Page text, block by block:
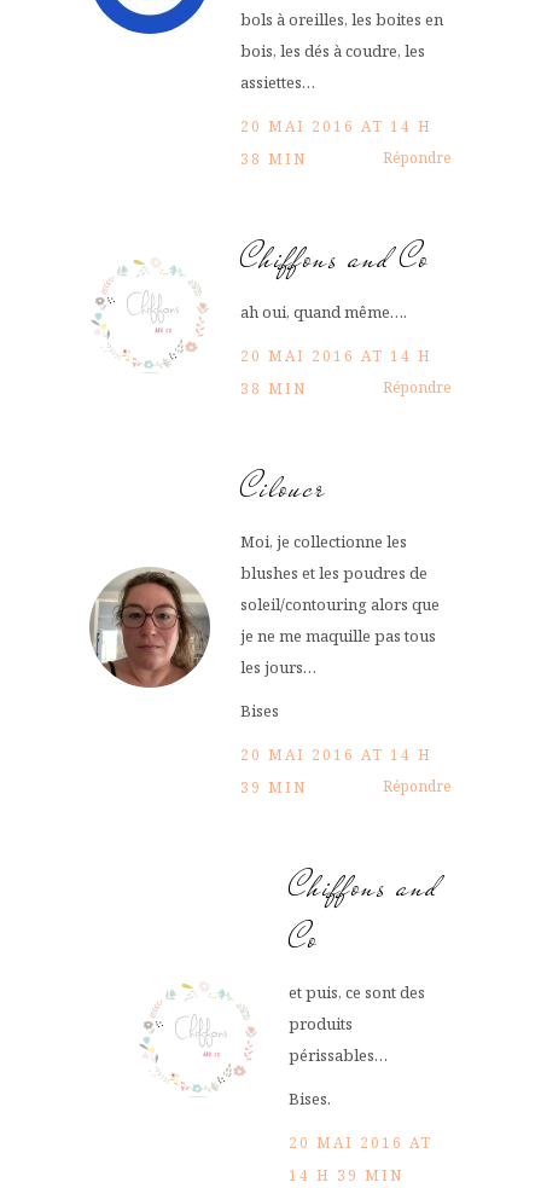
bols à oreilles, les boites en
bois, les dés à coudre, les
assiettes…
20 MAI 2016 AT 14 H
38 MIN
Répondre
Chiffons and Co
ah oui, quand même….
20 MAI 2016 AT 14 H
38 MIN
Répondre
Ciloucr
Moi, je collectionne les
blushes et les poudres de
soleil/contouring alors que
je ne me maquille pas tous
les jours…
Bises
20 MAI 2016 AT 14 H
39 MIN
Répondre
Chiffons and
Co
et puis, ce sont des
produits
périssables…
Bises.
20 MAI 2016 AT
14 H 39 MIN